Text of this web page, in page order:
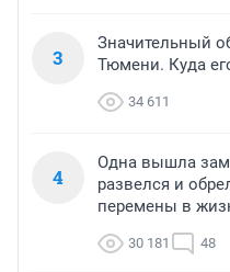
3
Значительный
Тюмени. Куда
34 611
4
Одна вышла
развелся и
перемены в
30 181 48